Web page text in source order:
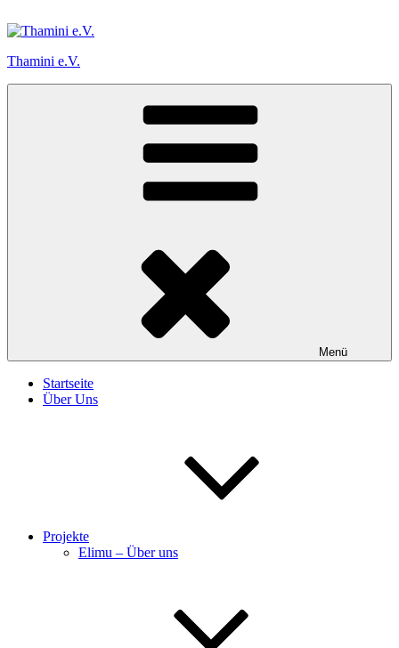
Inhalt
Thamini e.V.
Menü
Startseite
Über Uns
Projekte
Elimu – Über uns